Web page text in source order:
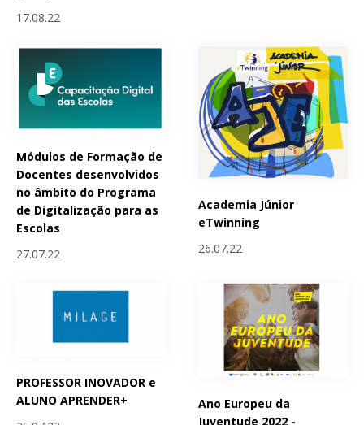
17.08.22
Módulos de Formação de
Docentes desenvolvidos
no âmbito do Programa
de Digitalização para as
Escolas
27.07.22
Academia Júnior
eTwinning
26.07.22
PROFESSOR INOVADOR e
ALUNO APRENDER+
Ano Europeu da
Juventude 2022 -